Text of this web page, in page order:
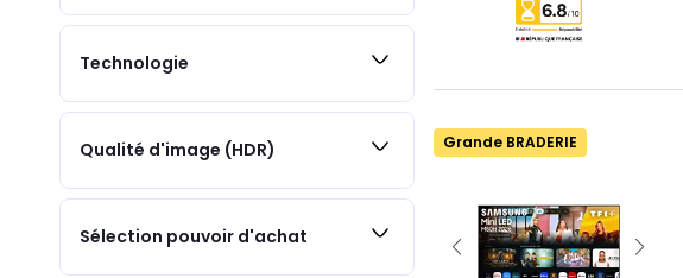
Technologie
Qualité d'image (HDR)
Sélection pouvoir d'achat
Grande BRADERIE